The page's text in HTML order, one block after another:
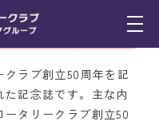
クラブ創立50周年を記
記念誌です。主な内
ータリークラブ創立50